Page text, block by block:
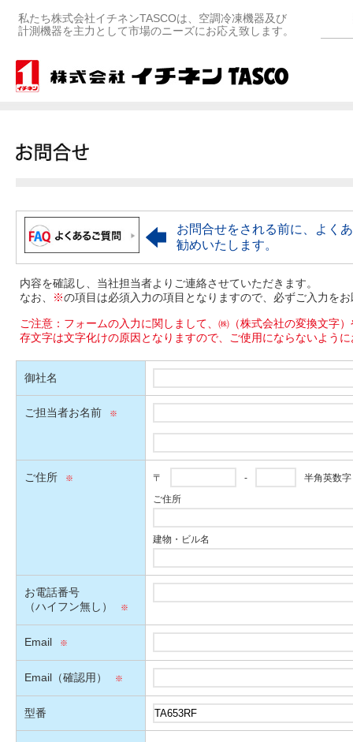
私たち株式会社イチネンTASCOは、空調冷凍機器及び
計測機器を主力として市場のニーズにお応え致します。
お問合せをされる前に、よく
勧めいたします。
内容を確認し、当社担当者よりご連絡させていただきます。
なお、
※の項目は必須入力の項目となりますので、必ずご入力を
ご注意：フォームの入力に関しまして、㈱（株式会社の変換文字
存文字は文字化けの原因となりますので、ご使用にならないよう
御社名
ご担当者お名前
ご住所 〒 -
半角英数字
ご住所
建物・ビル名
お電話番号
（ハイフン無し）
Email
Email（確認用）
型番